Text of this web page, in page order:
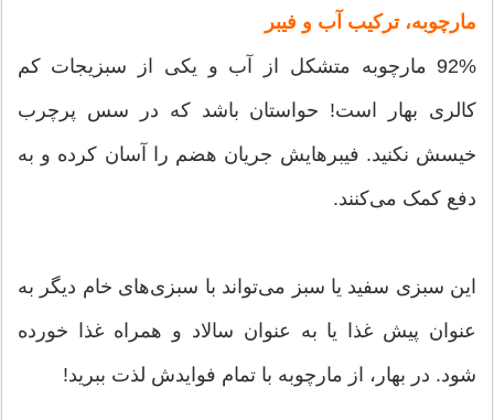
مارچوبه، ترکیب آب و فیبر
92% مارچوبه متشکل از آب و یکی از سبزیجات کم
کالری بهار است! حواستان باشد که در سس پرچرب
خیسش نکنید. فیبرهایش جریان هضم را آسان کرده و به
دفع کمک می‌کنند.
این سبزی سفید یا سبز می‌تواند با سبزی‌های خام دیگر به
عنوان پیش غذا یا به عنوان سالاد و همراه غذا خورده
شود. در بهار، از مارچوبه با تمام فوایدش لذت ببرید!